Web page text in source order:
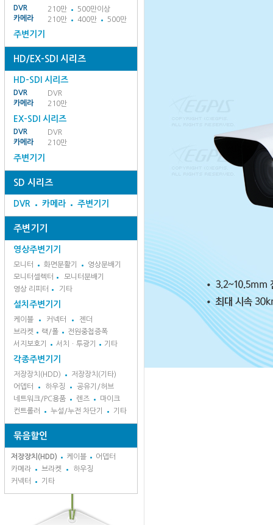
DVR 210만
500만이상
카메라
210만 400만 500만
주변기기
HD/EX-SDI 시리즈
HD-SDI 시리즈
DVR
DVR
카메라
210만
EX-SDI 시리즈
DVR
DVR
카메라
210만
주변기기
SD 시리즈
DVR 카메라 주변기기
주변기기
영상주변기기
모니터 화면분활기
영상분배기
모니터셀렉터
모니터분배기
영상 리피터
기타
설치주변기기
케이블 커넥터
젠더
브라켓
랙/폴
전원중첩증폭
서지보호기
서치ㆍ투광기 기타
각종주변기기
저장장치(HDD)
저장장치(기타)
어뎁터
하우징
공유기/허브
네트워크/PC용품
렌즈
마이크
컨트롤러
누설/누전 차단기 기타
묶음할인
저장장치(HDD) 케이블
어뎁터
카메라
브라켓
하우징
커넥터
기타